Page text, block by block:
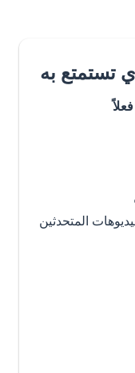
تستمتع به
من فيديوهات المتحدثين